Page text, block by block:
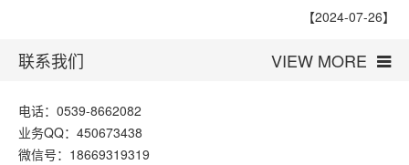
【2024-07-26】
联系我们 VIEW MORE
电话：0539-8662082
业务QQ：450673438
微信号：18669319319